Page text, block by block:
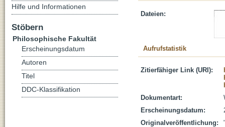
Dateien:
Aufrufstatistik
Zitierfähiger Link (URI):
Dokumentart:
Erscheinungsdatum:
Originalveröffentlichung:
Hilfe und Informationen
Stöbern
Philosophische Fakultät
Erscheinungsdatum
Autoren
Titel
DDC-Klassifikation